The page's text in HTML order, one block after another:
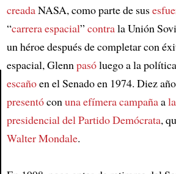
Article
creadaNASA, como parte de sus
“carrera espacial” contrala Unión
un héroe después de completar con
espacial, Glennpasóluego a la
escañoen el Senado en 1974. Diez
presentóconuna efímera campañaa
presidencial del Partido Demócrata,
Walter Mondale.